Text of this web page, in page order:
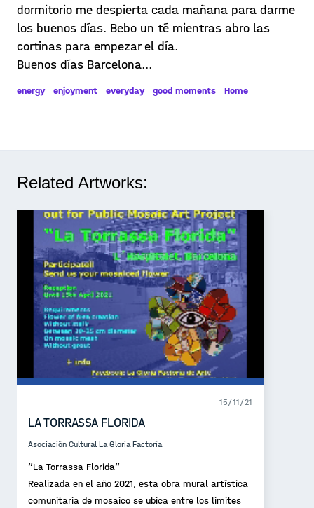
dormitorio me despierta cada mañana para darme
los buenos días. Bebo un té mientras abro las
cortinas para empezar el día.
Buenos días Barcelona...
energy enjoyment everyday good moments Home
Related Artworks:
15/11/21
LA TORRASSA FLORIDA
Asociación Cultural La Gloria Factoría
”La Torrassa Florida”
Realizada en el año 2021, esta obra mural artística
comunitaria de mosaico se ubica entre los limites